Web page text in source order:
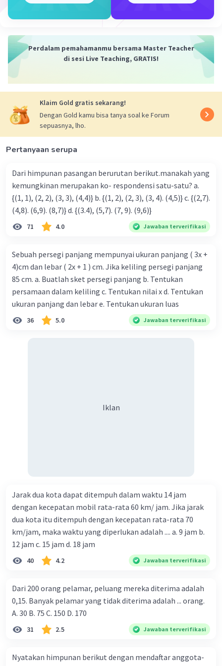
L = 4² - (√5)²
L = 16 - 5
Dengan demikian, luas persegi panjang tersebut
Beri Rating ·0.0(0) Balas
Iklan
Perdalam pemahamanmu bersama Master Teacher
di sesi Live Teaching, GRATIS!
Klaim Gold gratis sekarang!
Dengan Gold kamu bisa tanya soal ke Forum
sepuasnya, lho.
Pertanyaan serupa
Dari himpunan pasangan berurutan berikut.manakah yang
kemungkinan merupakan ko- respondensi satu-satu? a.
{(1, 1), (2, 2), (3, 3), (4,4)} b. {(1, 2), (2, 3), (3, 4). (4,5)} c. {(2,7).
(4,8). (6,9). (8,7)} d. {(3.4), (5,7). (7, 9). (9,6)}
71 4.0 Jawaban terverifikasi
Sebuah persegi panjang mempunyai ukuran panjang ( 3x +
4)cm dan lebar ( 2x + 1 ) cm. Jika keliling persegi panjang
85 cm. a. Buatlah sket persegi panjang b. Tentukan
persamaan dalam keliling c. Tentukan nilai x d. Tentukan
ukuran panjang dan lebar e. Tentukan ukuran luas
36 5.0 Jawaban terverifikasi
Iklan
Jarak dua kota dapat ditempuh dalam waktu 14 jam
dengan kecepatan mobil rata-rata 60 km/ jam. Jika jarak
dua kota itu ditempuh dengan kecepatan rata-rata 70
km/jam, maka waktu yang diperlukan adalah .... a. 9 jam b.
12 jam c. 15 jam d. 18 jam
40 4.2 Jawaban terverifikasi
Dari 200 orang pelamar, peluang mereka diterima adalah
0,15. Banyak pelamar yang tidak diterima adalah ... orang.
A. 30 B. 75 C. 150 D. 170
31 2.5 Jawaban terverifikasi
Nyatakan himpunan berikut dengan mendaftar anggota-